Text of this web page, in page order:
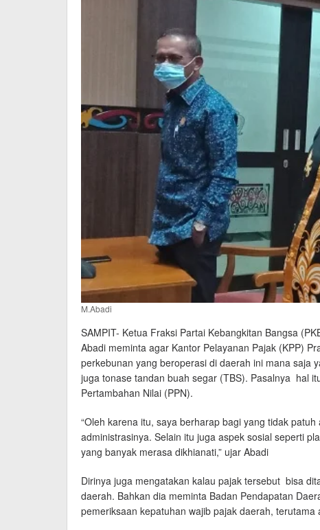
M.Abadi
SAMPIT- Ketua Fraksi Partai Kebangkitan Bangsa
Abadi meminta agar Kantor Pelayanan Pajak (KPP)
perkebunan yang beroperasi di daerah ini mana saja
juga tonase tandan buah segar (TBS). Pasalnya hal
Pertambahan Nilai (PPN).
“Oleh karena itu, saya berharap bagi yang tidak
administrasinya. Selain itu juga aspek sosial seperti
yang banyak merasa dikhianati,” ujar Abadi
Dirinya juga mengatakan kalau pajak tersebut bisa
daerah. Bahkan dia meminta Badan Pendapatan
pemeriksaan kepatuhan wajib pajak daerah,